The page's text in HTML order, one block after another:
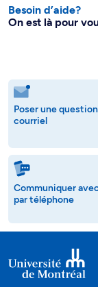
Besoin d’aide?
On est là pour
Poser une
courriel
Communiquer
par téléphone